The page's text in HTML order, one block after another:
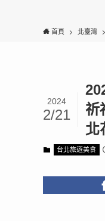
首頁 北臺灣
祈
北
2024
2/21
台北旅遊美食